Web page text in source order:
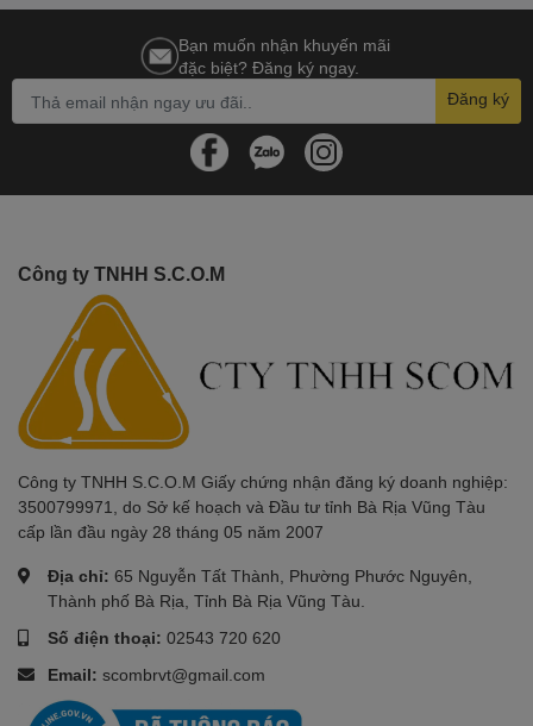
Đồ Họa (VGA)
Card màn hình Intel® Graphics
LAN
Bluetooth
Bàn phím , Chuột
Kiểu bàn phím
Chuột
Giao tiếp mở rộng
Kết nối USB
1 USB Type-C® 10Gbps signaling
rate (USB Power Delivery,
DisplayPort™ 1.4, HP Sleep and
Charge); 2 USB Type-A 5Gbps
signaling rate; 1 AC smart pin; 1
Bạn muốn nhận khuyến mãi
đặc biệt? Đăng ký ngay.
Đăng ký
Công ty TNHH S.C.O.M
Công ty TNHH S.C.O.M Giấy chứng nhận đăng ký doanh nghiệp:
3500799971, do Sở kế hoạch và Đầu tư tỉnh Bà Rịa Vũng Tàu
cấp lần đầu ngày 28 tháng 05 năm 2007
Địa chỉ: 65 Nguyễn Tất Thành, Phường Phước Nguyên,
Thành phố Bà Rịa, Tỉnh Bà Rịa Vũng Tàu.
Số điện thoại: 02543 720 620
Email: scombrvt@gmail.com